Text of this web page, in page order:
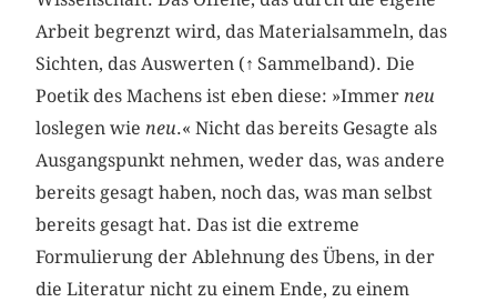
Arbeit begrenzt wird, das Materialsammeln, das
Sichten, das Auswerten (↑Sammelband). Die
Poetik des Machens ist eben diese: »Immerneu
loslegen wieneu.« Nicht das bereits Gesagte als
Ausgangspunkt nehmen, weder das, was andere
bereits gesagt haben, noch das, was man selbst
bereits gesagt hat. Das ist die extreme
Formulierung der Ablehnung des Übens, in der
die Literatur nicht zu einem Ende, zu einem